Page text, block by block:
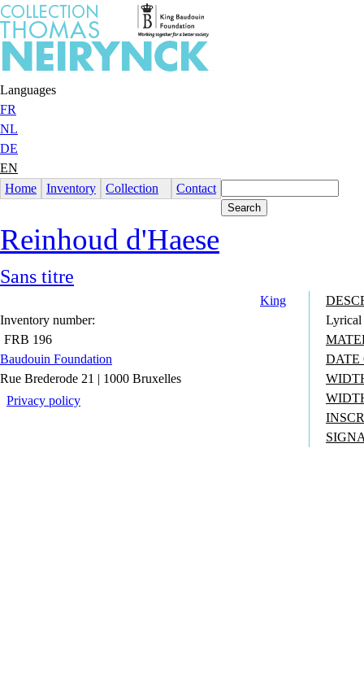
Jump to Content
Languages
FR
NL
DE
EN
Home
Inventory Collection Contact
Reinhoud d'Haese
Sans titre
Inventory number:
FRB 196
Lyrical
DATE
King
Baudouin Foundation
Rue Brederode 21 | 1000 Bruxelles
Privacy policy